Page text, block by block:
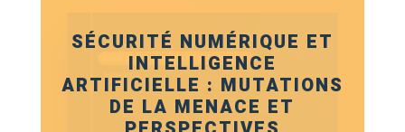
SÉCURITÉ NUMÉRIQUE ET
INTELLIGENCE
ARTIFICIELLE : MUTATIONS
DE LA MENACE ET